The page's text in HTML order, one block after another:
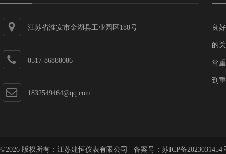
江苏省淮安市金湖县工业园区188号
0517-86888086
1832549464@qq.com
良
的
常
到
©2026 版权所有：江苏建恒仪表有限公司 备案号： 苏ICP备2023031454